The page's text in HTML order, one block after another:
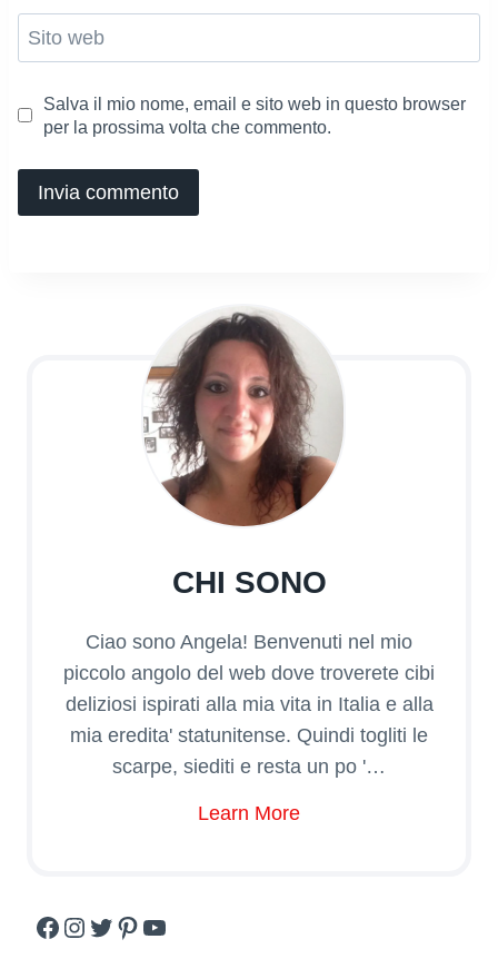
Sito web
Salva il mio nome, email e sito web in questo browser
per la prossima volta che commento.
CHI SONO
Ciao sono Angela! Benvenuti nel mio
piccolo angolo del web dove troverete cibi
deliziosi ispirati alla mia vita in Italia e alla
mia eredita' statunitense. Quindi togliti le
scarpe, siediti e resta un po '…
Learn More
Facebook
Instagram
Twitter
Pinterest
YouTube